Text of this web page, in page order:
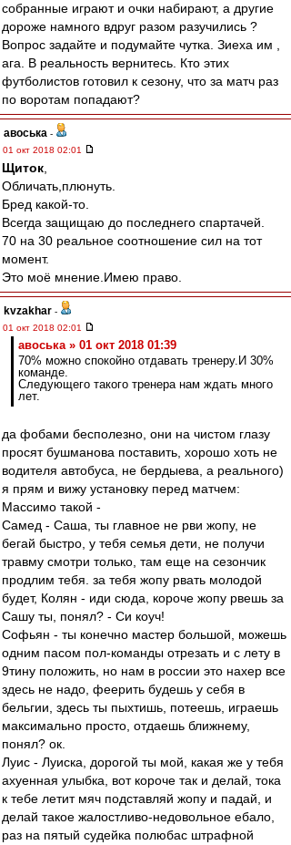
собранные играют и очки набирают, а другие
дороже намного вдруг разом разучились ?
Вопрос задайте и подумайте чутка. Зиеха им ,
ага. В реальность вернитесь. Кто этих
футболистов готовил к сезону, что за матч раз
по воротам попадают?
авоська -
01 окт 2018 02:01
Щиток
Обличать,плюнуть.
Бред какой-то.
Всегда защищаю до последнего спартачей.
70 на 30 реальное соотношение сил на тот
момент.
Это моё мнение.Имею право.
kvzakhar -
01 окт 2018 02:01
авоська » 01 окт 2018 01:39
70% можно спокойно отдавать тренеру.И 30%
команде.
Следующего такого тренера нам ждать много
лет.
да фобами бесполезно, они на чистом глазу
просят бушманова поставить, хорошо хоть не
водителя автобуса, не бердыева, а реального)
я прям и вижу установку перед матчем:
Массимо такой -
Самед - Саша, ты главное не рви жопу, не
бегай быстро, у тебя семья дети, не получи
травму смотри только, там еще на сезончик
продлим тебя. за тебя жопу рвать молодой
будет, Колян - иди сюда, короче жопу рвешь за
Сашу ты, понял? - Си коуч!
Софьян - ты конечно мастер большой, можешь
одним пасом пол-команды отрезать и с лету в
9тину положить, но нам в россии это нахер все
здесь не надо, феерить будешь у себя в
бельгии, здесь ты пыхтишь, потеешь, играешь
максимально просто, отдаешь ближнему,
понял? ок.
Луис - Луиска, дорогой ты мой, какая же у тебя
ахуенная улыбка, вот короче так и делай, тока
к тебе летит мяч подставляй жопу и падай, и
делай такое жалостливо-недовольное ебало,
раз на пятый судейка полюбас штрафной